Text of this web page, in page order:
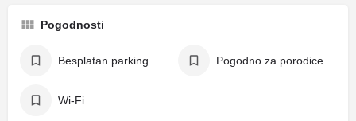
Pogodnosti
Besplatan parking Pogodno za porodice
Wi-Fi